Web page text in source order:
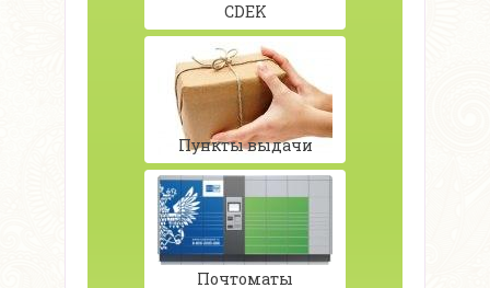
CDEK
Пункты выдачи
Почтоматы